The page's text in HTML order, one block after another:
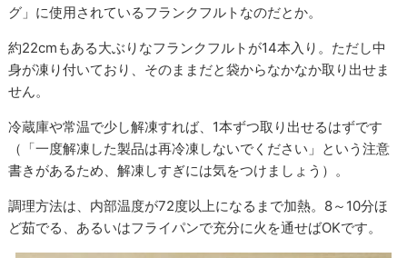
グ」に使用されているフランクフルトなのだとか。
約22cmもある大ぶりなフランクフルトが14本入り。ただし中
身が凍り付いており、そのままだと袋からなかなか取り出せま
せん。
冷蔵庫や常温で少し解凍すれば、1本ずつ取り出せるはずです
（「一度解凍した製品は再冷凍しないでください」という注意
書きがあるため、解凍しすぎには気をつけましょう）。
調理方法は、内部温度が72度以上になるまで加熱。8～10分ほ
ど茹でる、あるいはフライパンで充分に火を通せばOKです。